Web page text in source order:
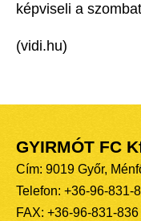
képviseli a
(vidi.hu)
GYIRMÓT FC
Cím: 9019 Győr,
Telefon: +36-96-831-
FAX: +36-96-831-836